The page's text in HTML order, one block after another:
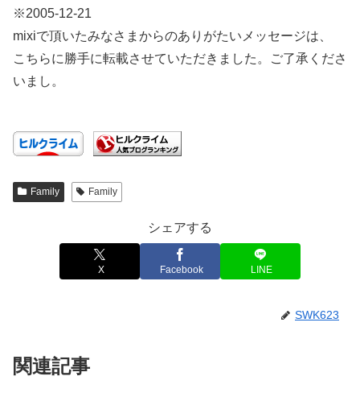
※2005-12-21
mixiで頂いたみなさまからのありがたいメッセージは、
こちらに勝手に転載させていただきました。ご了承くださ
いまし。
Family Family
シェアする
X Facebook LINE
SWK623
関連記事